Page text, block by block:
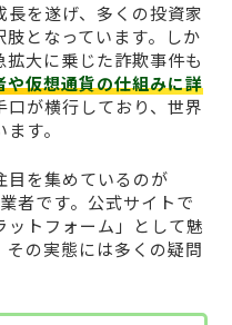
を遂げ、多くの投資家
となっています。しか
大に乗じた詐欺事件も
や仮想通貨の仕組みに詳
口が横行しており、世界
す。
目を集めているのが
者です。公式サイトで
ットフォーム」として魅
の実態には多くの疑問